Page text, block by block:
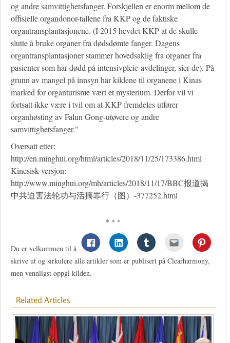
og andre samvittighetsfanger. Forskjellen er enorm mellom de
offisielle organdonor-tallene fra KKP og de faktiske
organtransplantasjonene. (I 2015 hevdet KKP at de skulle
slutte å bruke organer fra dødsdømte fanger. Dagens
organtransplantasjoner stammer hovedsaklig fra organer fra
pasienter som har dødd på intensivpleie-avdelinger, sier de). På
grunn av mangel på innsyn har kildene til organene i Kinas
marked for organturisme vært et mysterium. Derfor vil vi
fortsatt ikke være i tvil om at KKP fremdeles utfører
organhøsting av Falun Gong-utøvere og andre
samvittighetsfanger."
Oversatt etter:
http://en.minghui.org/html/articles/2018/11/25/173386.html
Kinesisk versjon:
http://www.minghui.org/mh/articles/2018/11/17/BBC报道揭
中共迫害法轮功与活摘罪行（图）-377252.html
* * *
Du er velkommen til å
skrive ut og sirkulere alle artikler som er publisert på Clearharmony,
men vennligst oppgi kilden.
Related Articles